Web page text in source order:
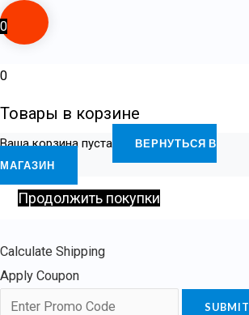
0
0
Товары в корзине
Ваша корзина пуста
ВЕРНУТЬСЯ В
МАГАЗИН
Продолжить покупки
Calculate Shipping
Apply Coupon
SUBMIT